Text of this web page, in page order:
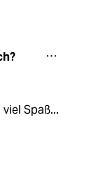
Spaß...